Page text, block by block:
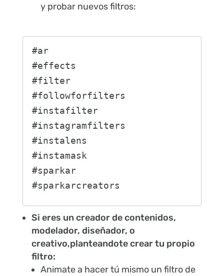
y probar nuevos filtros:
#ar
#effects
#filter
#followforfilters
#instafilter
#instagramfilters
#instalens
#instamask
#sparkar
Si eres un creador de contenidos,
modelador, diseñador, o
creativo,planteandote crear tu propio
filtro:
Animate a hacer tú mismo un filtro de